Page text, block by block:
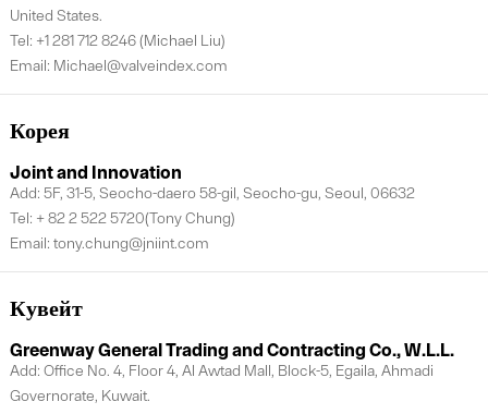
United States.
Tel: +1 281 712 8246 (Michael Liu)
Email: Michael@valveindex.com
Корея
Joint and Innovation
Add: 5F, 31-5, Seocho-daero 58-gil, Seocho-gu, Seoul, 06632
Tel: + 82 2 522 5720(Tony Chung)
Email: tony.chung@jniint.com
Кувейт
Greenway General Trading and Contracting Co., W.L.L.
Add: Office No. 4, Floor 4, Al Awtad Mall, Block-5, Egaila, Ahmadi
Governorate, Kuwait.